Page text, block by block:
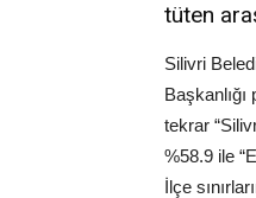
tüten
Silivri
tekrar
%58.9 ile
İlçe